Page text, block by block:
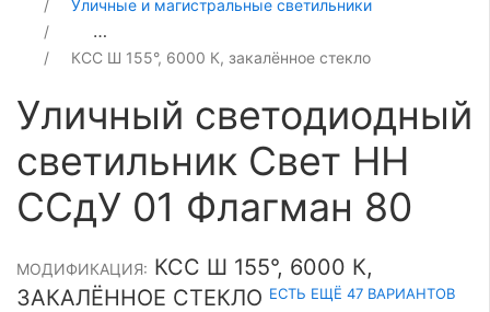
Уличные и магистральные светильники
Уличный светодиодный светильник Свет НН ССдУ 01
КСС Ш 155°, 6000 К, закалённое стекло
Уличный светодиодный
светильник Свет НН
ССдУ 01 Флагман 80
МОДИФИКАЦИЯ: КСС Ш 155°, 6000 К,
ЗАКАЛЁННОЕ СТЕКЛО ЕСТЬ ЕЩЁ 47 ВАРИАНТОВ